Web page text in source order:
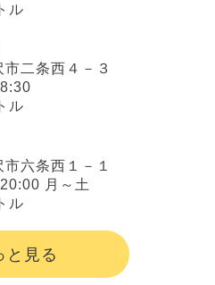
ル
二条西４－３
ル
六条西１－１
月～土
ル
と見る